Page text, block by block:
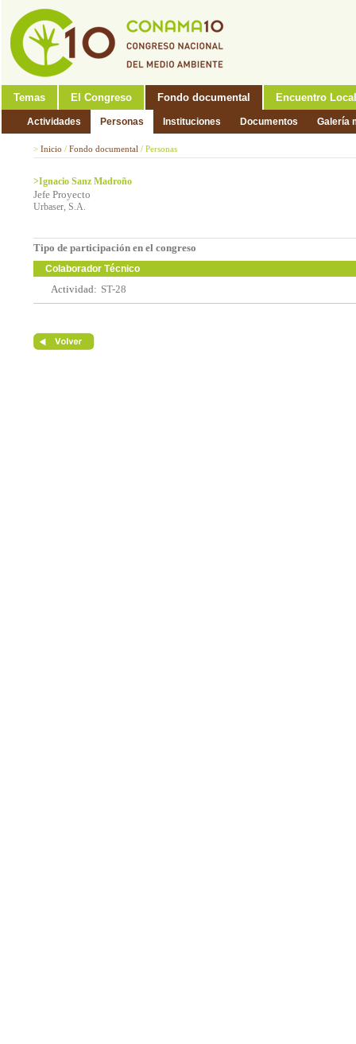
Temas El Congreso Fondo documental Encuentro Local
Actividades Personas Instituciones Documentos Galería
> Inicio / Fondo documental / Personas
>Ignacio Sanz Madroño
Jefe Proyecto
Urbaser, S.A.
Tipo de participación en el congreso
Colaborador Técnico
Actividad: ST-28